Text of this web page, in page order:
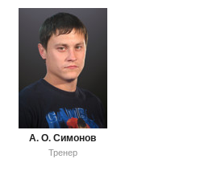
А. О. Симонов
Тренер